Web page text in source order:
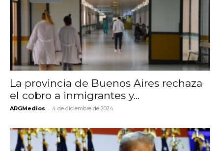
La provincia de Buenos Aires rechaza
el cobro a inmigrantes y...
ARGMedios - 4 de diciembre de 2024